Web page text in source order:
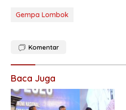
Gempa Lombok
Komentar
Baca Juga